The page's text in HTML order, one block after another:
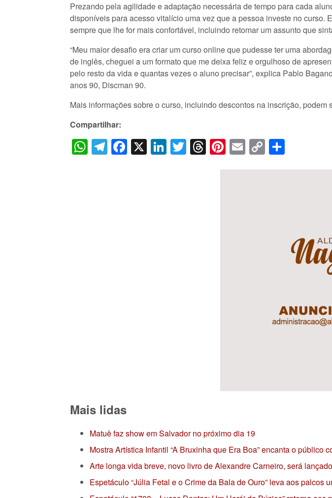
Prezando pela agilidade e adaptação necessária de tempo para cada
disponíveis para acesso vitalício uma vez que a pessoa investe no
sempre que lhe for mais confortável, incluindo retomar um assunto que
“Meu maior desafio era criar um curso online que pudesse ter uma
de inglês, cheguei a um formato que me deixa feliz e orgulhoso de
pelo resto da vida e quantas vezes o aluno precisar”, explica Pablo
anos 90, Discman 90.
Mais informações sobre o curso, incluindo descontos na inscrição, podem
Compartilhar:
WhatsApp
Telegram
Facebook
X LinkedIn
Twitter
Threads
Pinterest
Email
Copy
Link
Mais lidas
Matuê faz show em Salvador no próximo dia 19
Mostra Artística Infantil “A Bruxinha que Era Boa” encanta o público
Arte longa vida breve, novo livro de Alexandre Carneiro, será
Espetáculo “Júlia Fetal e o Crime da Bala de Ouro” leva aos